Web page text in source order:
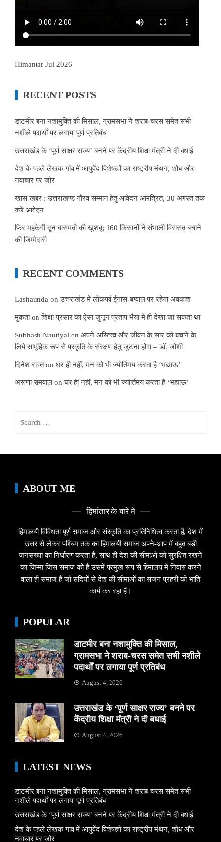
Himantar Jul 2026
RECENT POSTS
डाटमीर बना नशामुक्ति की मिसाल, ग्रामसभा ने शराब-चरस समेत सभी
नशीले पदार्थों पर लगाया पूर्ण प्रतिबंध
उत्तराखंड के ‘पूर्ण साक्षर राज्य’ बनने पर केंद्रीय शिक्षा मंत्री ने दी बधाई
देश के पहले लेखक गांव में आयुर्वेद विशेषज्ञों का राष्ट्रीय मंथन, शोध और
नवाचार पर जोर
खास खबर : उत्तराखण्ड गौरव सम्मान हेतु आवेदन आमंत्रित, 30 अगस्त तक
करें आवेदन
फिर महकेगी दून बासमती की खुशबू: 160 किसानों ने संभाली विरासत बचाने
की जिम्मेदारी
RECENT COMMENTS
Lashaunda onउत्तराखंड में लोकपर्व ईगास-बग्वाल पर रहेगा अवकाश
मुकताonशिक्षा प्रसार का ऐसा जुनून प्रताप भैया में ही देखा जा सकता था
Subhash Nautiyal on अपने अस्तित्व और जीवन के सार को बचाने के
लिये सामूहिक रूप से प्रकृति के संरक्षण हेतु जुटना होगा – डॉ. जोशी
दिनेश रावतonघर ही नहीं, मन को भी ज्योर्तिमय करता है ‘भद्याऊ’
अरूणा सेमवाल onघर ही नहीं, मन को भी ज्योर्तिमय करता है ‘भद्याऊ’
ABOUT ME
हिमांतार के बारे मे
हिमालयी विविधता पूर्ण समाज और संस्कृति का प्रतिनिधित्व करता हैं, देश में
उत्तर से लेकर पश्चिम तक का हिमालयी समाज अपने-आप में बहुत बड़ी
जनसख्यां का निर्धारण करता हैं, साथ ही देश की सीमाओं को सुरक्षित रखने
का जिम्मा जिस समाज को है उसमें प्रमुख रूप से हिमालय में निवास करने
वाला ही समाज है जो सदियों से देश की सीमाओं का सजग प्रहरी की भांति
कार्य कर रहा हैं।
POPULAR
डाटमीर बना नशामुक्ति की मिसाल,
ग्रामसभा ने शराब-चरस समेत सभी नशीले
पदार्थों पर लगाया पूर्ण प्रतिबंध
August 4, 2026
उत्तराखंड के ‘पूर्ण साक्षर राज्य’ बनने पर
केंद्रीय शिक्षा मंत्री ने दी बधाई
August 4, 2026
LATEST NEWS
डाटमीर बना नशामुक्ति की मिसाल, ग्रामसभा ने शराब-चरस समेत सभी
नशीले पदार्थों पर लगाया पूर्ण प्रतिबंध
उत्तराखंड के ‘पूर्ण साक्षर राज्य’ बनने पर केंद्रीय शिक्षा मंत्री ने दी बधाई
देश के पहले लेखक गांव में आयुर्वेद विशेषज्ञों का राष्ट्रीय मंथन, शोध और
नवाचार पर जोर